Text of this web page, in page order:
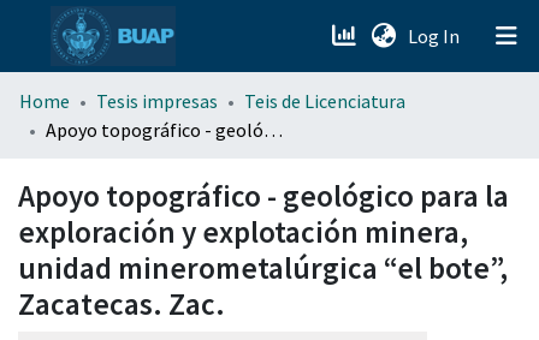
Log In (current)
menu.section.about_menu
Home Tesis impresas
Teis de Licenciatura
Apoyo topográfico - geológico para la exploración y explotación minera, unidad minerometalúrgica “el bote”, Zacatecas. Zac.
Apoyo topográfico - geológico para la
exploración y explotación minera,
unidad minerometalúrgica “el bote”,
Zacatecas. Zac.